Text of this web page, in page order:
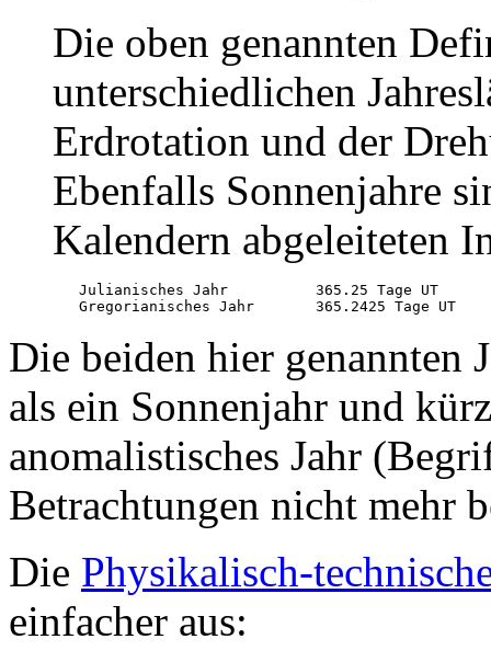
Die oben genannten
unterschiedlichen
Erdrotation und der
Ebenfalls Sonnenjahre
Kalendern abgeleiteten
   Julianisches Jahr          365.25 Tage UT
   Gregorianisches Jahr       365.2425 Tage UT
Die beiden hier genannten
als ein Sonnenjahr und
anomalistisches Jahr
Betrachtungen nicht mehr
Die Physikalisch-
einfacher aus: